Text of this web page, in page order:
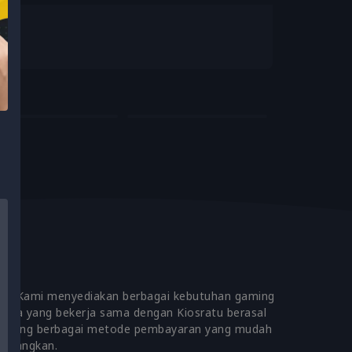
Kami menyediakan berbagai kebutuhan gaming
yang bekerja sama dengan Kiosratu berasal
berbagai metode pembayaran yang mudah